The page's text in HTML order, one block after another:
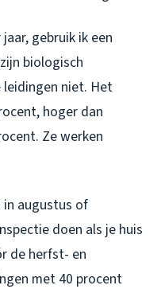
gebruik ik een
biologisch
leidingen niet. Het
hoger dan
Ze werken
augustus of
doen als je huis
de herfst- en
met 40 procent